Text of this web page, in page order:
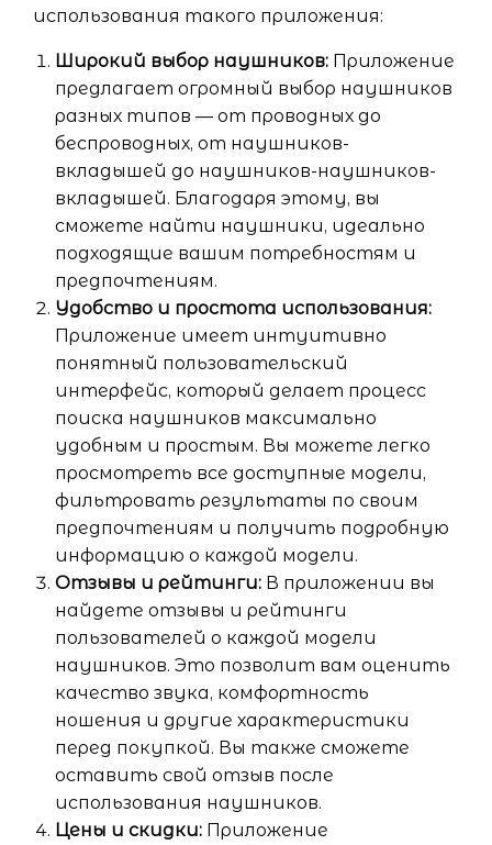
использования такого приложения:
Широкий выбор наушников: Приложение
предлагает огромный выбор наушников
разных типов — от проводных до
беспроводных, от наушников-
вкладышей до наушников-наушников-
вкладышей. Благодаря этому, вы
сможете найти наушники, идеально
подходящие вашим потребностям и
предпочтениям.
Удобство и простота использования:
Приложение имеет интуитивно
понятный пользовательский
интерфейс, который делает процесс
поиска наушников максимально
удобным и простым. Вы можете легко
просмотреть все доступные модели,
фильтровать результаты по своим
предпочтениям и получить подробную
информацию о каждой модели.
Отзывы и рейтинги: В приложении вы
найдете отзывы и рейтинги
пользователей о каждой модели
наушников. Это позволит вам оценить
качество звука, комфортность
ношения и другие характеристики
перед покупкой. Вы также сможете
оставить свой отзыв после
использования наушников.
Цены и скидки: Приложение